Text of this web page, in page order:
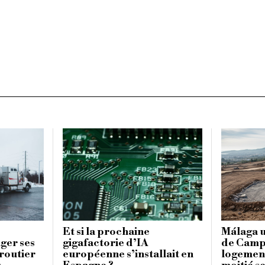
ses
Et si la prochaine
gigafactorie d’IA
européenne s’installait en
Málaga
de